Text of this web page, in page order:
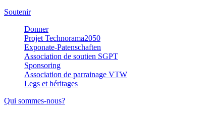
Soutenir
Donner
Projet Technorama2050
Exponate-Patenschaften
Association de soutien SGPT
Sponsoring
Association de parrainage VTW
Legs et héritages
Qui sommes-nous?